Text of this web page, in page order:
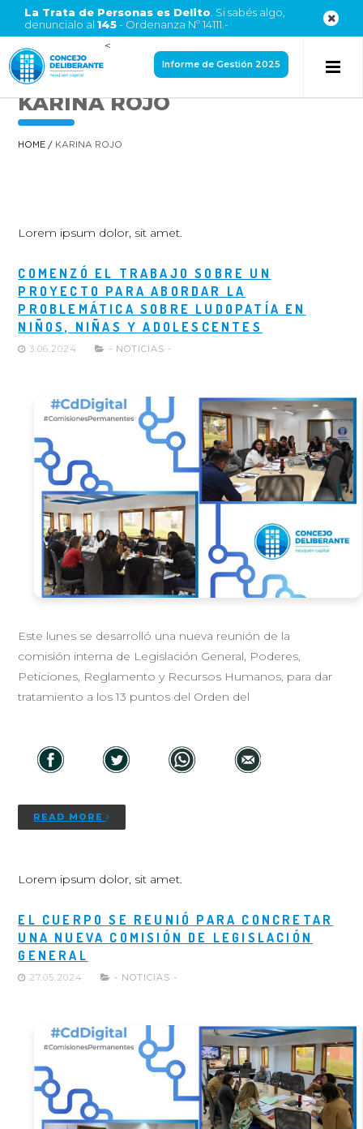
La Trata de Personas es Delito . Si sabés algo,
denuncialo al 145- Ordenanza Nº 14111.-
<
Informe de Gestión 2025
KARINA ROJO
HOME / KARINA ROJO
Lorem ipsum dolor, sit amet.
COMENZÓ EL TRABAJO SOBRE UN
PROYECTO PARA ABORDAR LA
PROBLEMÁTICA SOBRE LUDOPATÍA EN
NIÑOS, NIÑAS Y ADOLESCENTES
3.06.2024 - NOTICIAS -
Este lunes se desarrolló una nueva reunión de la
comisión interna de Legislación General, Poderes,
Peticiones, Reglamento y Recursos Humanos, para dar
tratamiento a los 13 puntos del Orden del
READ MORE
Lorem ipsum dolor, sit amet.
EL CUERPO SE REUNIÓ PARA CONCRETAR
UNA NUEVA COMISIÓN DE LEGISLACIÓN
GENERAL
27.05.2024 - NOTICIAS -